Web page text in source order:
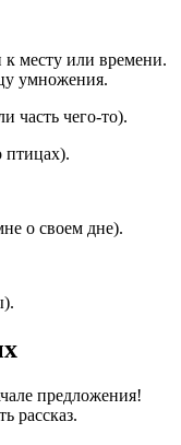
к месту или времени.
умножения.
часть чего-то).
птицах).
о своем дне).
предложения!
рассказ.